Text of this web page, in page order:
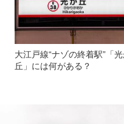
大江戸線“ナゾの終着駅”「
丘」には何がある？